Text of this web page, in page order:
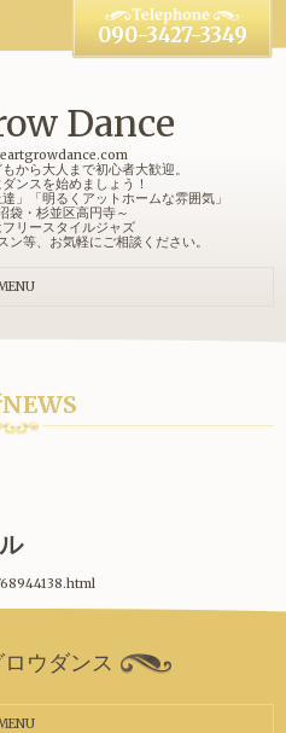
Dance
から大人まで初心者大歓迎。
ンスを始めましょう！
」「明るくアットホームな雰囲気」
袋・杉並区高円寺～
リースタイルジャズ
ン等、お気軽にご相談ください。
090-3427-3349
ウダンス